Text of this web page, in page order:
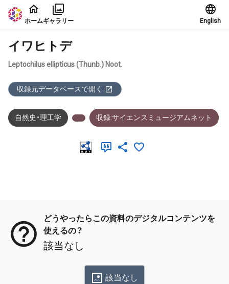
本文に飛ぶ
ホームギャラリー English
イワヒトデ
Leptochilus ellipticus (Thunb.) Noot.
収録元データベースで開く
自然史・理工学 収録:サイエンスミュージアムネット
どうやったらこの資料のデジタルコンテンツを
使えるの？
該当なし
該当なし